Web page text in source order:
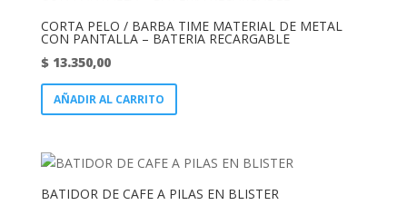
CORTA PELO / BARBA TIME MATERIAL DE METAL
CON PANTALLA – BATERIA RECARGABLE
$13.350,00
AÑADIR AL CARRITO
BATIDOR DE CAFE A PILAS EN BLISTER